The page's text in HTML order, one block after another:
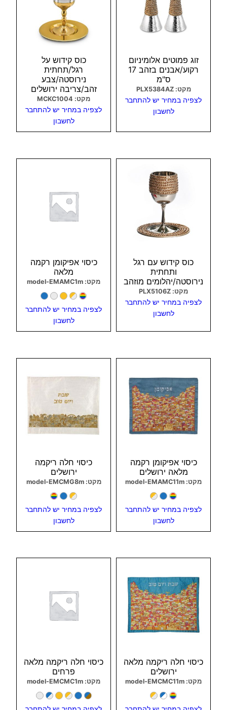
זוג פמוטים אלומיניום
רקוע/אבנים בזהב 17
ס"מ
מקט: PLX5384AZ
לצפיה במחיר יש להתחבר
לחשבון
כוס קידוש על
רגל/תחתית
נירוסטה/צבע
זהב/צריבה ירושלים
מקט: MCKC1004
לצפיה במחיר יש להתחבר
לחשבון
כוס קידוש עם רגל
ותחתית
נירוסטה/יהלומים מוזהב
מקט: PLX5106Z
לצפיה במחיר יש להתחבר
לחשבון
כיסוי אפיקומן רקמה
מלאה
מקט: model-EMAMC1m
לצפיה במחיר יש להתחבר
לחשבון
כיסוי אפיקומן רקמה
מלאה ירושלים
מקט: model-EMAMC11m
לצפיה במחיר יש להתחבר
לחשבון
כיסוי חלה ריקמה
ירושלים
מקט: model-EMCMG8m
לצפיה במחיר יש להתחבר
לחשבון
כיסוי חלה ריקמה מלאה
ירושלים
מקט: model-EMCMC11m
כיסוי חלה ריקמה מלאה
פרחים
מקט: model-EMCMC1m